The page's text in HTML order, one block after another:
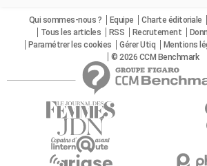
Qui sommes-nous ? Equipe Charte éditoriale
Tous les articles
RSS Recrutement
Paramétrer les cookies
Gérer Utiq Mentions
© 2026 CCM Benchmark